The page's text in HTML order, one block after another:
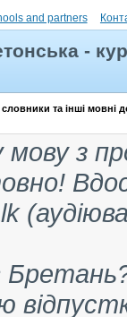
and partners
-
та інші мовні
мовуз
(
Бретань